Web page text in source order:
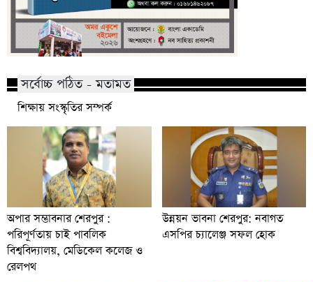
সর্বোচ্চ পঠিত - মতামত
শিক্ষায় সংস্কৃতির সম্পর্ক
অপার সম্ভাবনার শেরপুর :
পরিপূর্ণতায় চাই পাবলিক
বিশ্ববিদ্যালয়, মেডিকেল কলেজ ও
রেলপথ
উন্নয়ন ভাবনা শেরপুর: নবাগত
এসপির চ্যালেঞ্জ সফল হোক